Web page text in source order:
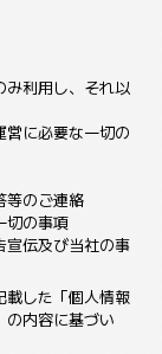
み利用し、それ以
に必要な一切の
等のご連絡
切の事項
伝及び当社の事
載した「個人情報
の内容に基づい